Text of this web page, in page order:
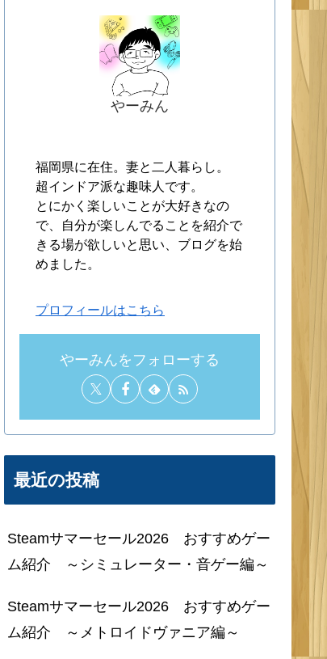
やーみん
福岡県に在住。妻と二人暮らし。
超インドア派な趣味人です。
とにかく楽しいことが大好きなの
で、自分が楽しんでることを紹介で
きる場が欲しいと思い、ブログを始
めました。
プロフィールはこちら
やーみんをフォローする
最近の投稿
Steamサマーセール2026 おすすめゲー
ム紹介 ～シミュレーター・音ゲー編～
Steamサマーセール2026 おすすめゲー
ム紹介 ～メトロイドヴァニア編～